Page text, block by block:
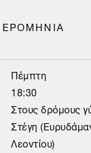
Πέμπτη
18:30
Στους δρόμους
Στέγη
Λεοντίου)